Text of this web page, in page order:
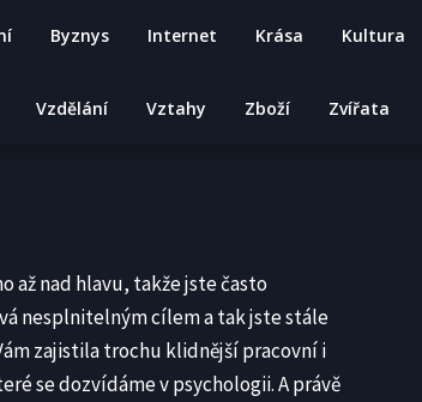
Byznys Internet Krása Kultura
Vzdělání Vztahy Zboží Zvířata
až nad hlavu, takže jste často
nesplnitelným cílem a tak jste stále
zajistila trochu klidnější pracovní i
se dozvídáme v psychologii. A právě